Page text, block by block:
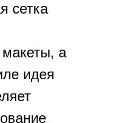
сетка
а
идея